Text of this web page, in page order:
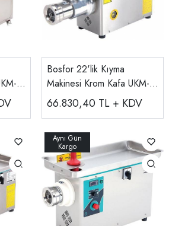
Bosfor 22'lik Kıyma
Makinesi Krom Kafa UKM-
22P
66.830,40 TL + KDV